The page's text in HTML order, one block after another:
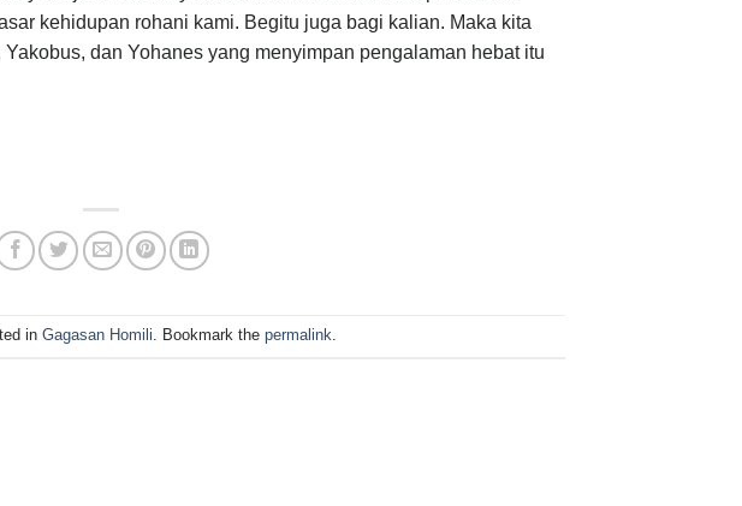
kehidupan rohani kami. Begitu juga bagi kalian. Maka kita
dan Yohanes yang menyimpan pengalaman hebat itu
in Gagasan Homili. Bookmark the permalink.